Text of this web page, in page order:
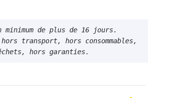
:
€.
de plus de 16 jours.
transport, hors consommables,
hors garanties.